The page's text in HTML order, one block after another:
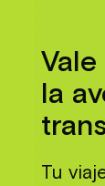
la
Tu